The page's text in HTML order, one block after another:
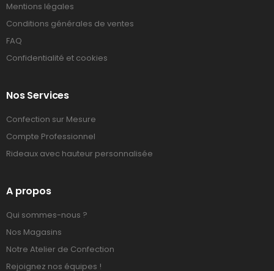
Mentions légales
Conditions générales de ventes
FAQ
Confidentialité et cookies
Nos Services
Confection sur Mesure
Compte Professionnel
Rideaux avec hauteur personnalisée
A propos
Qui sommes-nous ?
Nos Magasins
Notre Atelier de Confection
Rejoignez nos équipes !